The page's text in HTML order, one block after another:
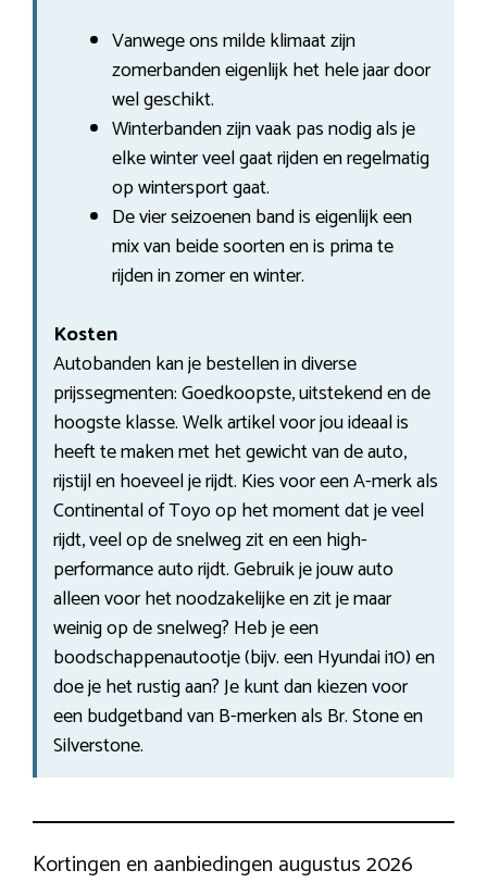
Vanwege ons milde klimaat zijn
zomerbanden eigenlijk het hele jaar door
wel geschikt.
Winterbanden zijn vaak pas nodig als je
elke winter veel gaat rijden en regelmatig
op wintersport gaat.
De vier seizoenen band is eigenlijk een
mix van beide soorten en is prima te
rijden in zomer en winter.
Kosten
Autobanden kan je bestellen in diverse
prijssegmenten: Goedkoopste, uitstekend en de
hoogste klasse. Welk artikel voor jou ideaal is
heeft te maken met het gewicht van de auto,
rijstijl en hoeveel je rijdt. Kies voor een A-merk als
Continental of Toyo op het moment dat je veel
rijdt, veel op de snelweg zit en een high-
performance auto rijdt. Gebruik je jouw auto
alleen voor het noodzakelijke en zit je maar
weinig op de snelweg? Heb je een
boodschappenautootje (bijv. een Hyundai i10) en
doe je het rustig aan? Je kunt dan kiezen voor
een budgetband van B-merken als Br. Stone en
Silverstone.
Kortingen en aanbiedingen augustus 2026